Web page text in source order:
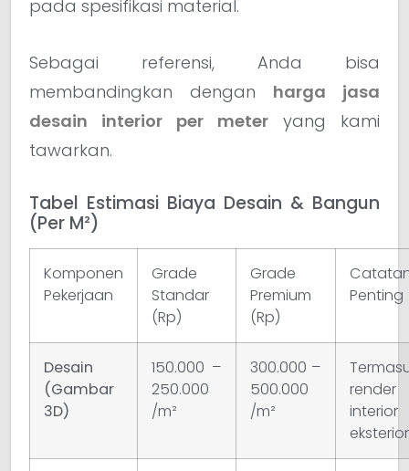
pada spesifikasi material.
Sebagai referensi, Anda bisa
membandingkan dengan harga jasa
desain interior per meter yang kami
tawarkan.
Tabel Estimasi Biaya Desain & Bangun
(Per M²)
Komponen
Pekerjaan
Grade
Standar
(Rp)
Grade
Premium
(Rp)
Penting
Desain
(Gambar
3D)
150.000 –
250.000
/m²
300.000 –
500.000
/m²
render